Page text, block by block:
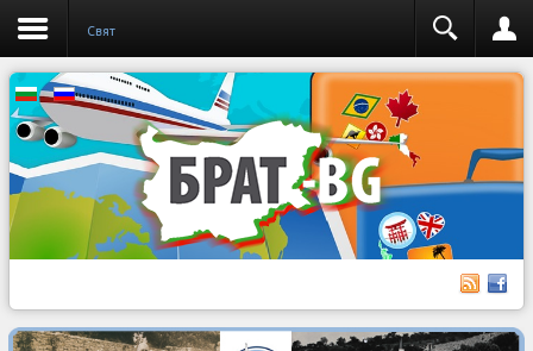
Свят